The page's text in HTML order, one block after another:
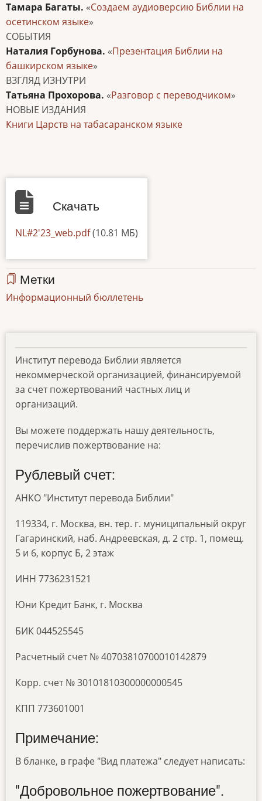
Тамара Багаты. «Создаем аудиоверсию Библии на
осетинском языке»
СОБЫТИЯ
Наталия Горбунова. «Презентация Библии на
башкирском языке»
ВЗГЛЯД ИЗНУТРИ
Татьяна Прохорова. «Разговор с переводчиком»
НОВЫЕ ИЗДАНИЯ
Книги Царств на табасаранском языке
Скачать
Документ
NL#2'23_web.pdf(10.81 МБ)
Метки
Информационный бюллетень
Институт перевода Библии является
некоммерческой организацией, финансируемой
за счет пожертвований частных лиц и
организаций.
Вы можете поддержать нашу деятельность,
перечислив пожертвование на:
Рублевый счет:
АНКО "Институт перевода Библии"
119334, г. Москва, вн. тер. г. муниципальный округ
Гагаринский, наб. Андреевская, д. 2 стр. 1, помещ.
5 и 6, корпус Б, 2 этаж
ИНН 7736231521
Юни Кредит Банк, г. Москва
БИК 044525545
Расчетный счет № 40703810700010142879
Корр. счет № 30101810300000000545
КПП 773601001
Примечание:
В бланке, в графе "Вид платежа" следует написать:
"Добровольное пожертвование".